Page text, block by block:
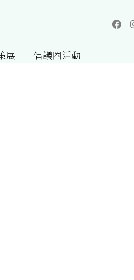
展 倡議圈活動